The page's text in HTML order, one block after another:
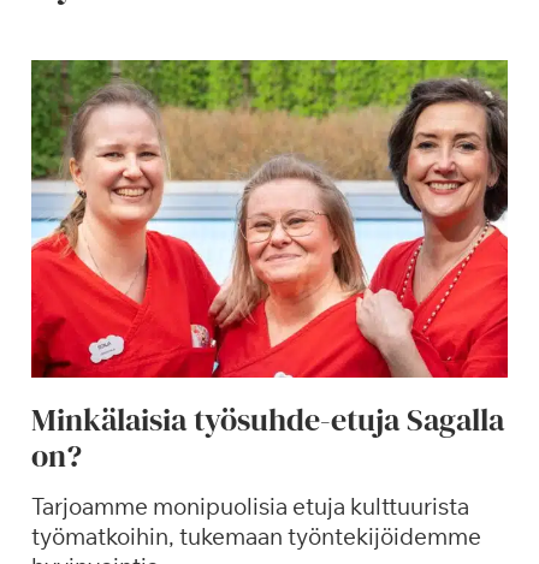
Minkälaisia työsuhde-etuja Sagalla
on?
Tarjoamme monipuolisia etuja kulttuurista
työmatkoihin, tukemaan työntekijöidemme